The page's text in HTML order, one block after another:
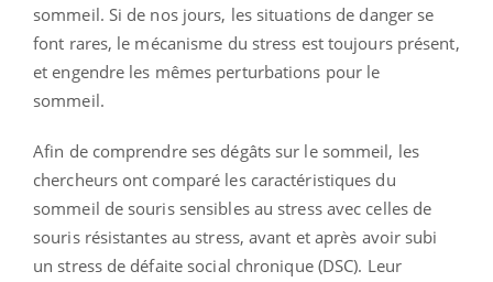
sommeil. Si de nos jours, les situations de danger se
font rares, le mécanisme du stress est toujours présent,
et engendre les mêmes perturbations pour le
sommeil.
Afin de comprendre ses dégâts sur le sommeil, les
chercheurs ont comparé les caractéristiques du
sommeil de souris sensibles au stress avec celles de
souris résistantes au stress, avant et après avoir subi
un stress de défaite social chronique (DSC). Leur